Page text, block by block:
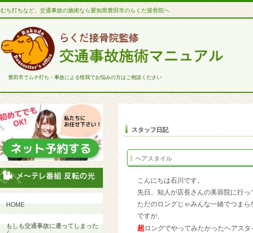
むち打ちなど、交通事故の施術なら愛知県豊田市のらくだ接骨院へ
豊田市でムチ打ち・事故による怪我でお悩みの方はご相談ください
スタッフ日記
ヘアスタイル
こんにちは石川です。
先日、知人が店長さんの美容院に行っ
ただのロングじゃみんな一緒でつまら
ですが、
超 ロングでやってみたかったヘアス
HOME
もしも交通事故に遭ってしまった